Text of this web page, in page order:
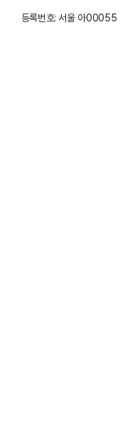
등록번호: 서울 아00055